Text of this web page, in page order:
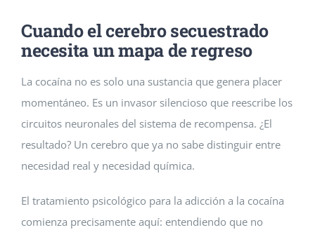
Cuando el cerebro secuestrado
necesita un mapa de regreso
La cocaína no es solo una sustancia que genera placer
momentáneo. Es un invasor silencioso que reescribe los
circuitos neuronales del sistema de recompensa. ¿El
resultado? Un cerebro que ya no sabe distinguir entre
necesidad real y necesidad química.
El tratamiento psicológico para la adicción a la cocaína
comienza precisamente aquí: entendiendo que no